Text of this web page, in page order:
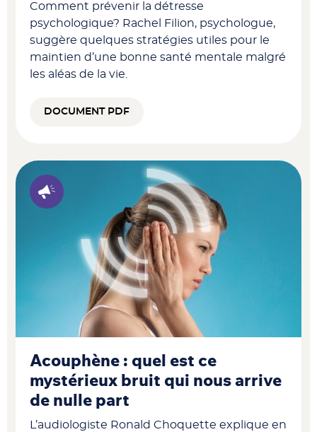
Comment prévenir la détresse
psychologique? Rachel Filion, psychologue,
suggère quelques stratégies utiles pour le
maintien d’une bonne santé mentale malgré
les aléas de la vie.
DOCUMENT PDF
Acouphène : quel est ce
mystérieux bruit qui nous arrive
de nulle part
L’audiologiste Ronald Choquette explique en